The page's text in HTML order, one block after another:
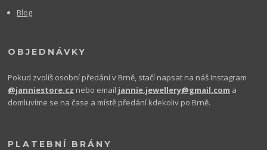
Blog
OBJEDNÁVKY
Pokud zvolíš osobní předání v Brně, stačí napsat na náš Instagram
@janniestore.cz nebo email jannie.jewellery@gmail.com a
domluvíme se na čase a místě předání kdekoliv po Brně.
PLATEBNÍ BRÁNY